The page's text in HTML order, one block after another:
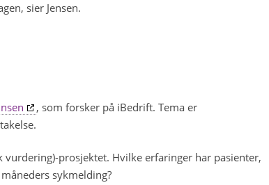
sier Jensen.
, som forsker på iBedrift. Tema er
vurdering)-prosjektet. Hvilke erfaringer har pasienter,
sykmelding?